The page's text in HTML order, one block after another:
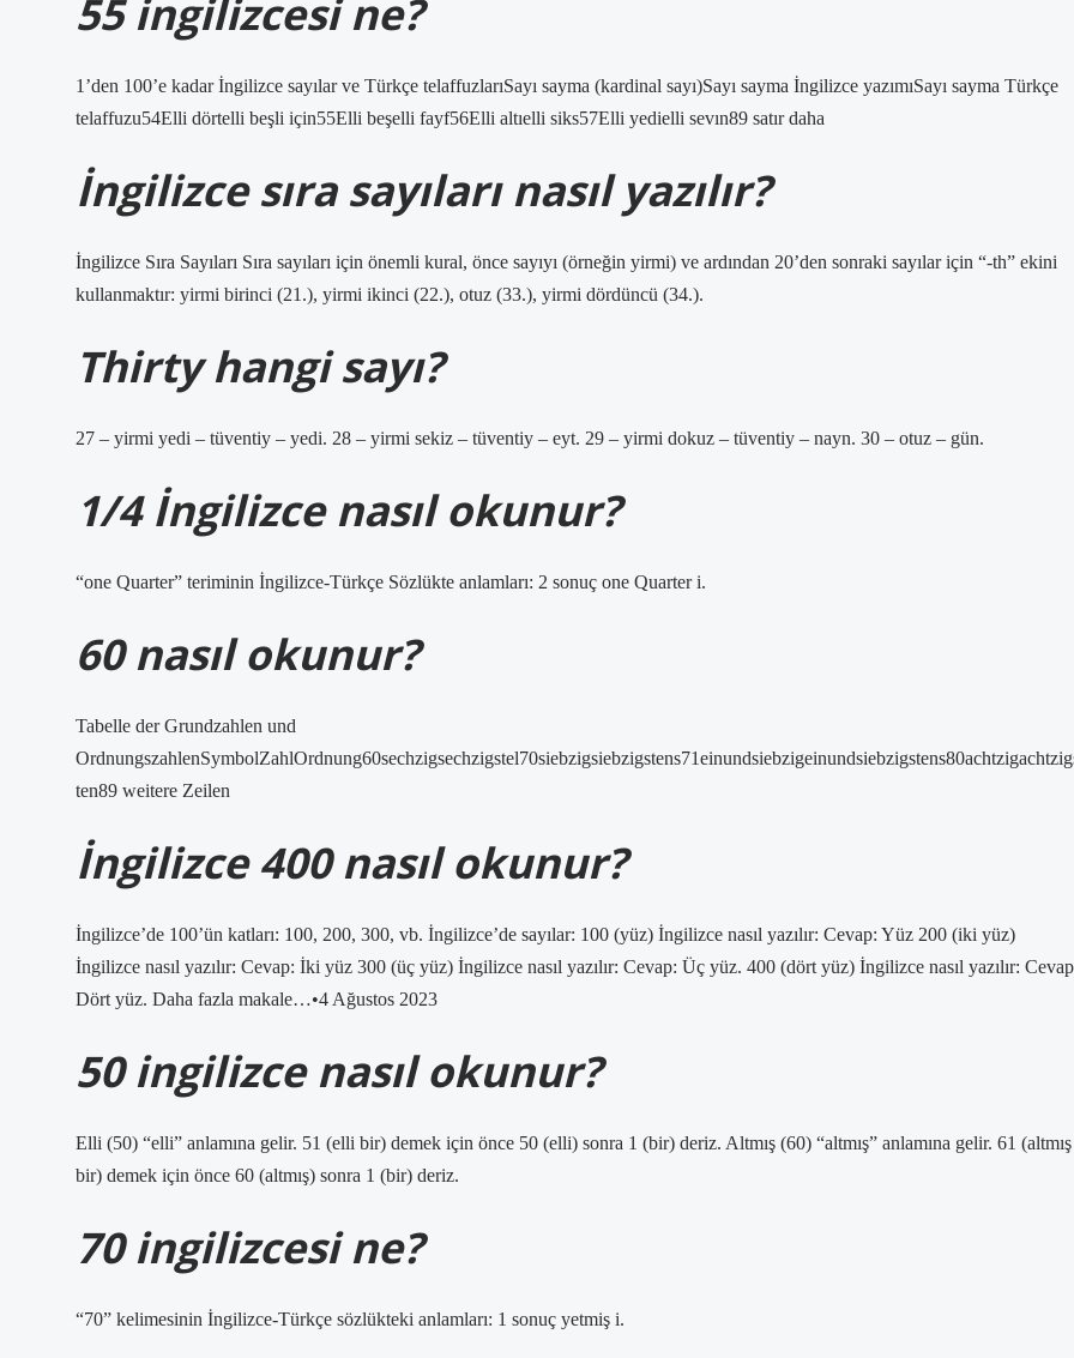
55 ingilizcesi ne?
1’den 100’e kadar İngilizce sayılar ve Türkçe telaffuzlarıSayı sayma (kardinal sayı)Sayı sayma İngilizce yazımıSayı sayma Türkçe
telaffuzu54Elli dörtelli beşli için55Elli beşelli fayf56Elli altıelli siks57Elli yedielli sevın89 satır daha
İngilizce sıra sayıları nasıl yazılır?
İngilizce Sıra Sayıları Sıra sayıları için önemli kural, önce sayıyı (örneğin yirmi) ve ardından 20’den sonraki sayılar için “-th” ekini
kullanmaktır: yirmi birinci (21.), yirmi ikinci (22.), otuz (33.), yirmi dördüncü (34.).
Thirty hangi sayı?
27 – yirmi yedi – tüventiy – yedi. 28 – yirmi sekiz – tüventiy – eyt. 29 – yirmi dokuz – tüventiy – nayn. 30 – otuz – gün.
1/4 İngilizce nasıl okunur?
“one Quarter” teriminin İngilizce-Türkçe Sözlükte anlamları: 2 sonuç one Quarter i.
60 nasıl okunur?
Tabelle der Grundzahlen und
ten89 weitere Zeilen
İngilizce 400 nasıl okunur?
İngilizce’de 100’ün katları: 100, 200, 300, vb. İngilizce’de sayılar: 100 (yüz) İngilizce nasıl yazılır: Cevap: Yüz 200 (iki yüz)
İngilizce nasıl yazılır: Cevap: İki yüz 300 (üç yüz) İngilizce nasıl yazılır: Cevap: Üç yüz. 400 (dört yüz) İngilizce nasıl yazılır:
Dört yüz. Daha fazla makale…•4 Ağustos 2023
50 ingilizce nasıl okunur?
Elli (50) “elli” anlamına gelir. 51 (elli bir) demek için önce 50 (elli) sonra 1 (bir) deriz. Altmış (60) “altmış” anlamına gelir. 61 (altmış
bir) demek için önce 60 (altmış) sonra 1 (bir) deriz.
70 ingilizcesi ne?
“70” kelimesinin İngilizce-Türkçe sözlükteki anlamları: 1 sonuç yetmiş i.